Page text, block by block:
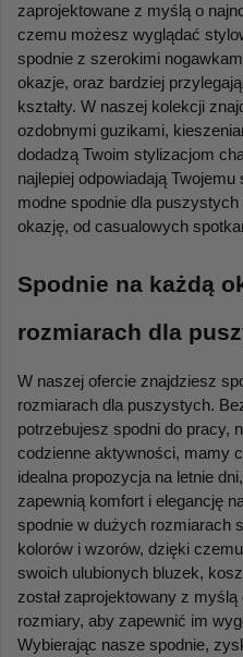
zaprojektowane z myślą o
czemu możesz wyglądać
spodnie z szerokimi
okazje, oraz bardziej
kształty. W naszej kolekcji
ozdobnymi guzikami,
dodadzą Twoim stylizacjom
najlepiej odpowiadają
modne spodnie dla
okazję, od casualowych
Spodnie na każdą
rozmiarach dla
W naszej ofercie znajdziesz
rozmiarach dla puszystych.
potrzebujesz spodni do pracy,
codzienne aktywności, mamy
idealna propozycja na letnie
zapewnią komfort i elegancję
spodnie w dużych rozmiarach
kolorów i wzorów, dzięki
swoich ulubionych bluzek,
został zaprojektowany z
rozmiary, aby zapewnić im
Wybierając nasze spodnie,